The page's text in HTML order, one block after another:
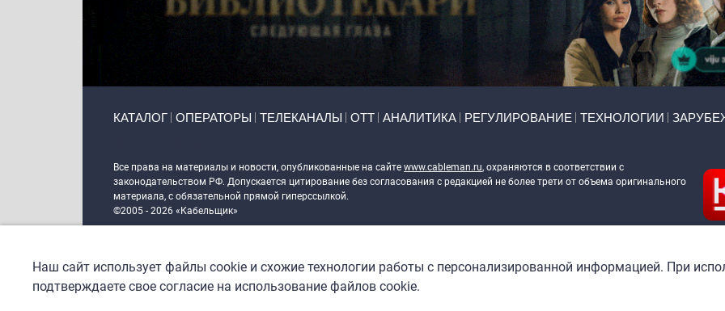
КАТАЛОГ ОПЕРАТОРЫ ТЕЛЕКАНАЛЫ ОТТ АНАЛИТИКА РЕГУЛИРОВАНИЕ ТЕХНОЛОГИИ
Все права на материалы и новости, опубликованные на сайте www.cableman.ru, охраняются в соответствии с
законодательством РФ. Допускается цитирование без согласования с редакцией не более трети от объема оригинального
материала, с обязательной прямой гиперссылкой.
©2005 - 2026 «Кабельщик»
DrupalCoder — поддержка сайта c 2017 года
Наш сайт использует файлы cookie и схожие технологии работы с персонализированной информацией. При
подтверждаете свое согласие на использование файлов cookie.